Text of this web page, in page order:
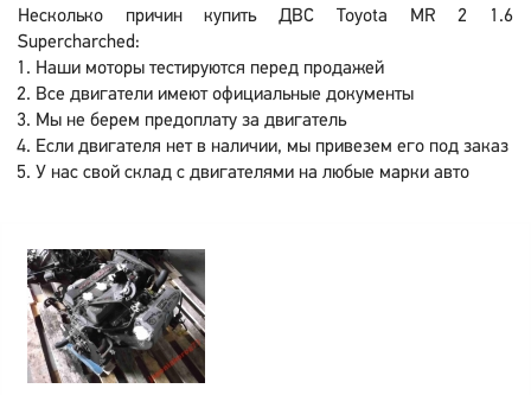
Несколько причин купить ДВС Toyota MR 2 1.6
Supercharched:
Наши моторы тестируются перед продажей
Все двигатели имеют официальные документы
Мы не берем предоплату за двигатель
Если двигателя нет в наличии, мы привезем его под заказ
У нас свой склад с двигателями на любые марки авто